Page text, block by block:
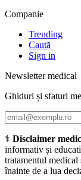
Companie
Trending
Caută
Sign in
Newsletter medical
Ghiduri și sfaturi
⚕️ Disclaimer
informativ și
tratamentul
înainte de a lua